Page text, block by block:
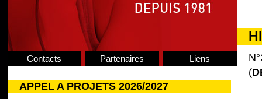
Contacts Partenaires Liens
APPEL A PROJETS 2026/2027
(